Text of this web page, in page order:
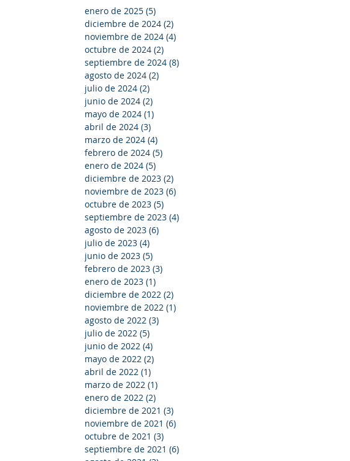
enero de 2025 (5)
diciembre de 2024 (2)
noviembre de 2024 (4)
octubre de 2024 (2)
septiembre de 2024 (8)
agosto de 2024 (2)
julio de 2024 (2)
junio de 2024 (2)
mayo de 2024 (1)
abril de 2024 (3)
marzo de 2024 (4)
febrero de 2024 (5)
enero de 2024 (5)
diciembre de 2023 (2)
noviembre de 2023 (6)
octubre de 2023 (5)
septiembre de 2023 (4)
agosto de 2023 (6)
julio de 2023 (4)
junio de 2023 (5)
febrero de 2023 (3)
enero de 2023 (1)
diciembre de 2022 (2)
noviembre de 2022 (1)
agosto de 2022 (3)
julio de 2022 (5)
junio de 2022 (4)
mayo de 2022 (2)
abril de 2022 (1)
marzo de 2022 (1)
enero de 2022 (2)
diciembre de 2021 (3)
noviembre de 2021 (6)
octubre de 2021 (3)
septiembre de 2021 (6)